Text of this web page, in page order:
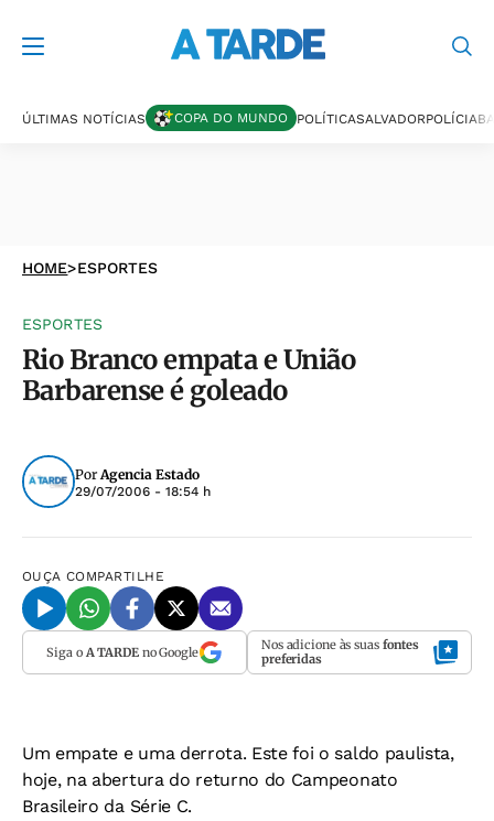
ÚLTIMAS NOTÍCIAS COPA DO MUNDO POLÍTICASALVADORPOLÍCIA
HOME>ESPORTES
ESPORTES
Rio Branco empata e União
Barbarense é goleado
PorAgencia Estado
29/07/2006 - 18:54 h
OUÇA COMPARTILHE
Siga o A TARDEno Google Nos adicione às suas fontes
preferidas
Um empate e uma derrota. Este foi o saldo paulista,
hoje, na abertura do returno do Campeonato
Brasileiro da Série C.